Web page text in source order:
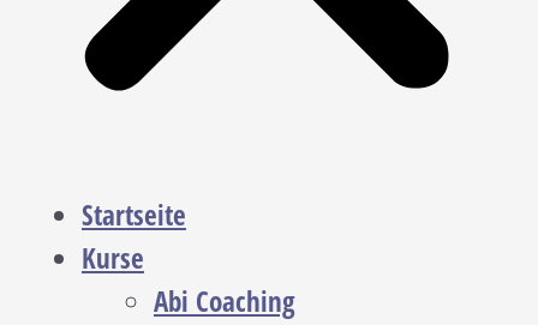
Startseite
Kurse
Abi Coaching